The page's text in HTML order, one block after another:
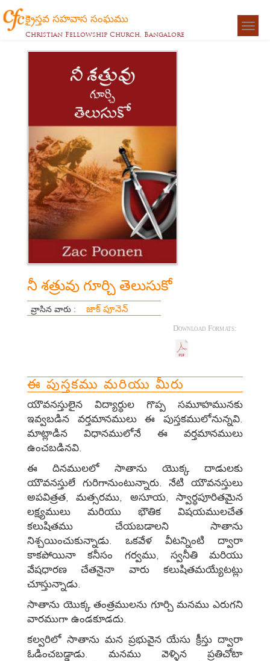
క్రైస్తవ సహవాస సంఘము
Christian Fellowship Church, Bangalore
నీ శత్రువు గూర్చి తెలుసుకో
వ్రాసిన వారు : జాక్ పూనెన్
Download Formats:
ఈ పుస్తకము మరియు మీరు
యౌవనస్తులైన విద్యార్ధుల గొప్ప సమూహమునకు
ఇవ్వబడిన వర్తమానములు ఈ పుస్తకములోనున్నవి.
మాట్లాడిన విధానములోనే ఈ వర్తమానములు
ఉంచబడినవి.
ఈ దినములలో సాతాను యొక్క దాడులకు
యౌవనస్తులే గురిగానుంటున్నారు. నేటి యౌవనస్తులు
అపవిత్రత, మత్సరము, అసూయ, స్వార్ధపూరితమైన
లక్ష్యములు మరియు భౌతిక విషయములచేత
కలుషితము చేయబడాలని సాతాను
నిశ్చయించుకున్నాడు. ఒకవేళ వీటన్నింటి ద్వారా
కాకపోయినా కనీసం గర్వము, స్వనీతి మరియు
వేషధారణ చేతనైనా వారు కలుషితమయ్యేటట్లు
చూస్తున్నాడు.
సాతాను యొక్క తంత్రములను గూర్చి మనము ఎరుగని
వారముగా ఉండకూడదు.
కల్వరిలో సాతాను మన ప్రభువైన యేసు క్రీస్తు ద్వారా
ఓడించబడ్డాడు. మనము వెళ్ళిన ప్రతిచోటా